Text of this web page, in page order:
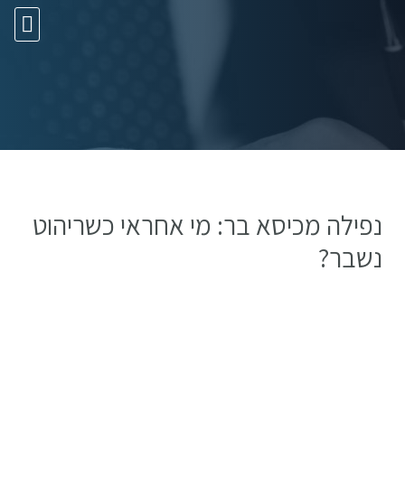
נפילה מכיסא בר: מי אחראי כשריהוט
נשבר?